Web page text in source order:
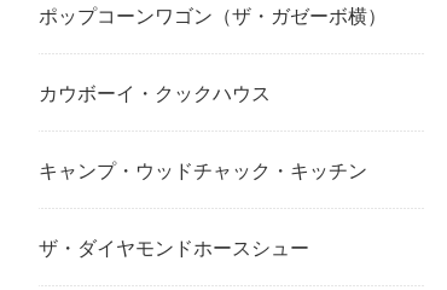
ポップコーンワゴン（ザ・ガゼーボ横）
カウボーイ・クックハウス
キャンプ・ウッドチャック・キッチン
ザ・ダイヤモンドホースシュー